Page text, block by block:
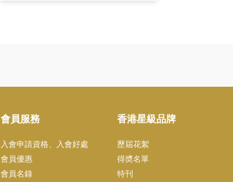
會員服務
入會申請資格、入會好處
會員優惠
會員名錄
香港星級品牌
歷屆花絮
得奬名單
特刊